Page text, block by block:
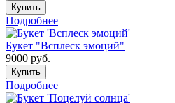
Купить
Подробнее
Букет "Всплеск эмоций"
9000 руб.
Купить
Подробнее